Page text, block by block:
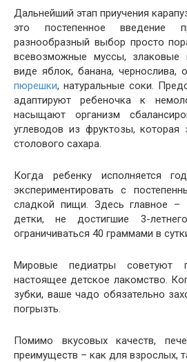
Дальнейший этап приучения
это постепенное введение
разнообразный выбор просто
всевозможные муссы,
виде яблок, банана,
пюрешки, натуральные соки.
адаптируют ребеночка к
насыщают организм
углеводов из фруктозы, которая
столового сахара.
Когда ребенку исполняется
экспериментировать с
сладкой пищи. Здесь главное –
детки, не достигшие 3-
ограничиваться 40 граммами в
Мировые педиатры советуют
настоящее детское лакомство.
зубки, ваше чадо обязательно
погрызть.
Помимо вкусовых качеств,
преимуществ – как для взрослых,